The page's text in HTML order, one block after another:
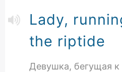
Lady,
the riptide
Девушка, бегущая